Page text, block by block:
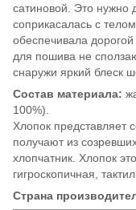
сатиновой. Это нужно
соприкасалась с
обеспечивала
для пошива не
снаружи яркий блеск
Состав материала:
100%).
Хлопок представляет
получают из
хлопчатник. Хлопок
гигроскопичная,
Страна